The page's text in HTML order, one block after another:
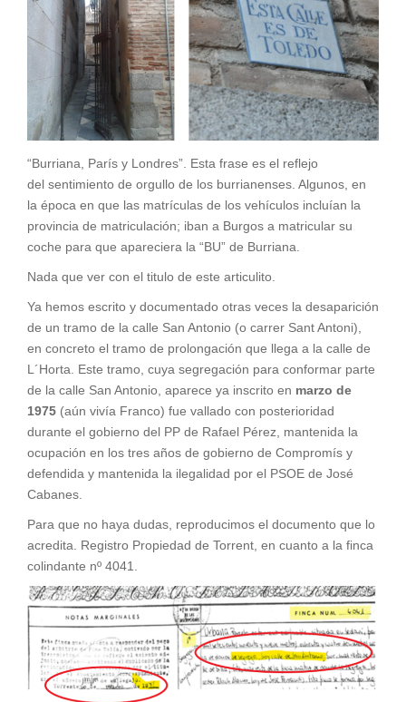
“Burriana, París y Londres”. Esta frase es el reflejo
del sentimiento de orgullo de los burrianenses. Algunos, en
la época en que las matrículas de los vehículos incluían la
provincia de matriculación; iban a Burgos a matricular su
coche para que apareciera la “BU” de Burriana.
Nada que ver con el titulo de este articulito.
Ya hemos escrito y documentado otras veces la desaparición
de un tramo de la calle San Antonio (o carrer Sant Antoni),
en concreto el tramo de prolongación que llega a la calle de
L´Horta. Este tramo, cuya segregación para conformar parte
de la calle San Antonio, aparece ya inscrito en marzo de
1975 (aún vivía Franco) fue vallado con posterioridad
durante el gobierno del PP de Rafael Pérez, mantenida la
ocupación en los tres años de gobierno de Compromís y
defendida y mantenida la ilegalidad por el PSOE de José
Cabanes.
Para que no haya dudas, reproducimos el documento que lo
acredita. Registro Propiedad de Torrent, en cuanto a la finca
colindante nº 4041.